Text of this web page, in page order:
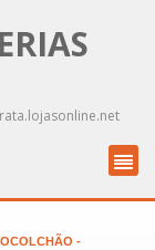
-